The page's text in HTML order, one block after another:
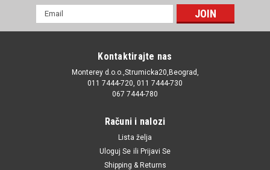
mail
Kontaktirajte nas
Monterey d.o.o.,Strumicka20,Beograd,
011 7444-720, 011 7444-730
067 7444-780
Računi i nalozi
Lista želja
Uloguj Se ili Prijavi Se
Shipping & Returns